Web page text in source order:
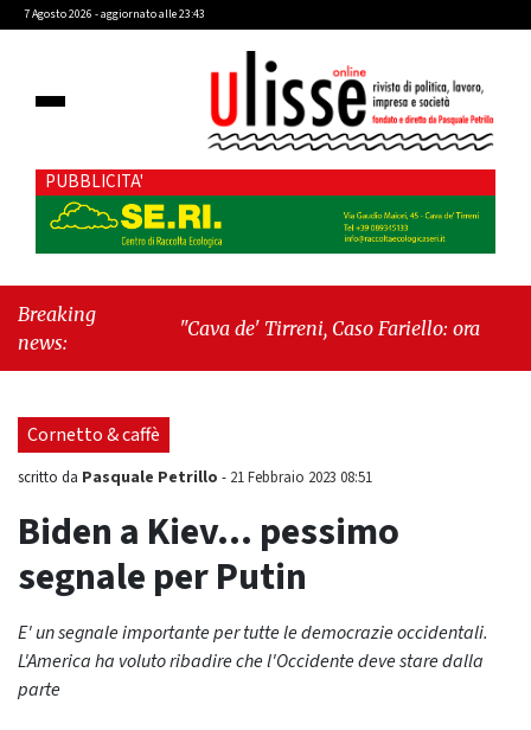
7 Agosto 2026 - aggiornato alle 23:43
PUBBLICITA'
Breaking
news:
"Cava de' Tirreni, Caso Fariello: ora torniamo
Cornetto & caffè
scritto da Pasquale Petrillo - 21 Febbraio 2023 08:51
Biden a Kiev… pessimo
segnale per Putin
E' un segnale importante per tutte le democrazie occidentali.
L'America ha voluto ribadire che l'Occidente deve stare dalla
parte